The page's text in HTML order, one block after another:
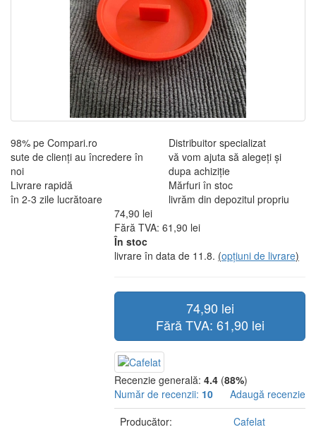
98% pe Compari.ro
sute de clienți au încredere în
noi
Distribuitor specializat
vă vom ajuta să alegeți și
dupa achiziție
Livrare rapidă
în 2-3 zile lucrătoare
Mărfuri în stoc
livrăm din depozitul propriu
74,90 lei
Fără TVA: 61,90 lei
În stoc
livrare în data de 11.8. (opțiuni de livrare)
74,90 lei
Fără TVA: 61,90 lei
Recenzie generală: 4.4 (88%)
Număr de recenzii: 10
Adaugă recenzie
Producător:
Cafelat